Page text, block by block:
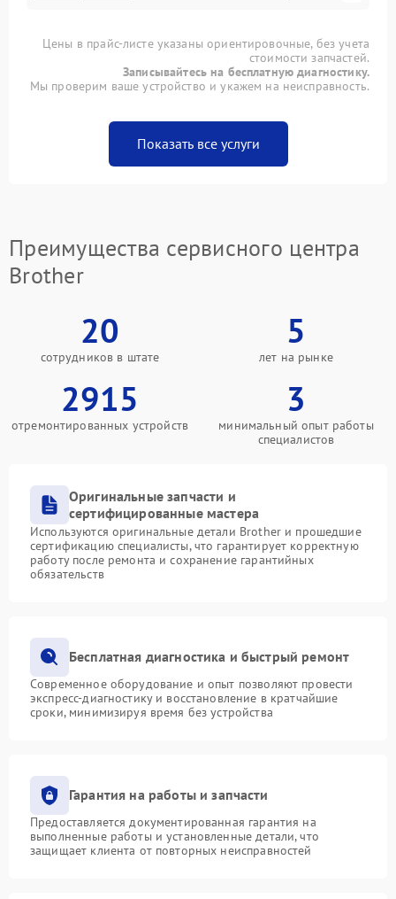
Цены в прайс-листе указаны ориентировочные, без учета
стоимости запчастей.
Записывайтесь на бесплатную диагностику.
Мы проверим ваше устройство и укажем на неисправность.
Показать все услуги
Преимущества сервисного центра
Brother
20
сотрудников в штате
5
лет на рынке
2915
отремонтированных устройств
3
минимальный опыт работы
специалистов
Оригинальные запчасти и
сертифицированные мастера
Используются оригинальные детали Brother и прошедшие
сертификацию специалисты, что гарантирует корректную
работу после ремонта и сохранение гарантийных
обязательств
Бесплатная диагностика и быстрый ремонт
Современное оборудование и опыт позволяют провести
экспресс-диагностику и восстановление в кратчайшие
сроки, минимизируя время без устройства
Гарантия на работы и запчасти
Предоставляется документированная гарантия на
выполненные работы и установленные детали, что
защищает клиента от повторных неисправностей